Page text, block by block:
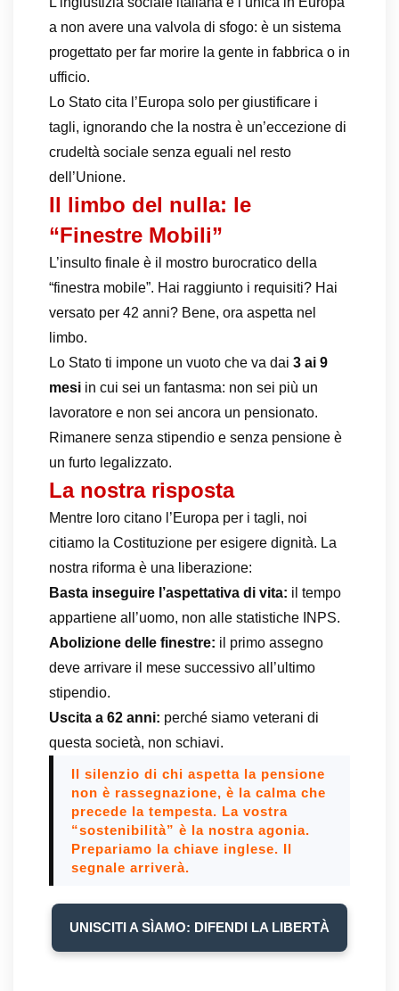
a non avere una valvola di sfogo: è un sistema
progettato per far morire la gente in fabbrica o in
ufficio.
Lo Stato cita l’Europa solo per giustificare i
tagli, ignorando che la nostra è un’eccezione di
crudeltà sociale senza eguali nel resto
dell’Unione.
Il limbo del nulla: le
“Finestre Mobili”
L’insulto finale è il mostro burocratico della
“finestra mobile”. Hai raggiunto i requisiti? Hai
versato per 42 anni? Bene, ora aspetta nel
limbo.
Lo Stato ti impone un vuoto che va dai 3 ai 9
mesi in cui sei un fantasma: non sei più un
lavoratore e non sei ancora un pensionato.
Rimanere senza stipendio e senza pensione è
un furto legalizzato.
La nostra risposta
Mentre loro citano l’Europa per i tagli, noi
citiamo la Costituzione per esigere dignità. La
nostra riforma è una liberazione:
Basta inseguire l’aspettativa di vita: il tempo
appartiene all’uomo, non alle statistiche INPS.
Abolizione delle finestre: il primo assegno
deve arrivare il mese successivo all’ultimo
stipendio.
Uscita a 62 anni: perché siamo veterani di
questa società, non schiavi.
Il silenzio di chi aspetta la pensione
non è rassegnazione, è la calma che
precede la tempesta. La vostra
“sostenibilità” è la nostra agonia.
Prepariamo la chiave inglese. Il
segnale arriverà.
UNISCITI A SÌAMO: DIFENDI LA LIBERTÀ